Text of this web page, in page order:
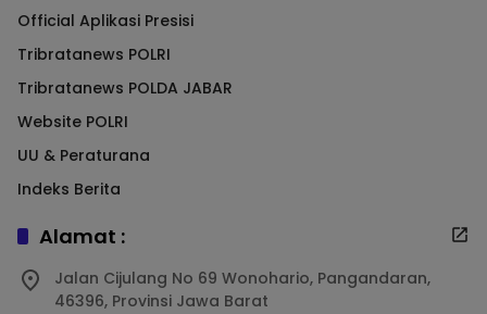
Official Aplikasi Presisi
Tribratanews POLRI
Tribratanews POLDA JABAR
Website POLRI
UU & Peraturana
Indeks Berita
Alamat :
Jalan Cijulang No 69 Wonohario, Pangandaran,
46396, Provinsi Jawa Barat